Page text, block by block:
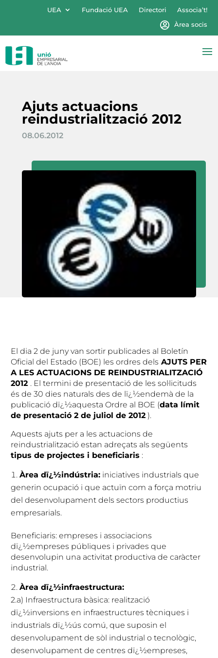
UEA Fundació UEA Directori
Associa’t!
Àrea socis
Ajuts actuacions
reindustrialització 2012
08.06.2012
El dia 2 de juny van sortir publicades al Boletín
Oficial del Estado (BOE) les ordres dels AJUTS PER
A LES ACTUACIONS DE REINDUSTRIALITZACIÓ
2012 . El termini de presentació de les sol·licituds
és de 30 dies naturals des de lï¿½endemà de la
publicació dï¿½aquesta Ordre al BOE (data límit
de presentació 2 de juliol de 2012 ).
Aquests ajuts per a les actuacions de
reindustrialització estan adreçats als següents
tipus de projectes i beneficiaris :
Àrea dï¿½indústria: iniciatives industrials que
generin ocupació i que actuïn com a força motriu
del desenvolupament dels sectors productius
empresarials.
Beneficiaris: empreses i associacions
dï¿½empreses públiques i privades que
desenvolupin una activitat productiva de caràcter
industrial.
Àrea dï¿½infraestructura:
2.a) Infraestructura bàsica: realització
dï¿½inversions en infraestructures tècniques i
industrials dï¿½ús comú, que suposin el
desenvolupament de sòl industrial o tecnològic,
desenvolupament de centres dï¿½empreses,